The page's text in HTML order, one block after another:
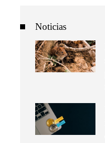
Noticias